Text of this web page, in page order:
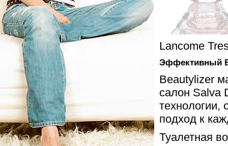
Lancome
Эффективный
Beautylizer
салон Salva
технологии,
подход к
Туалетная